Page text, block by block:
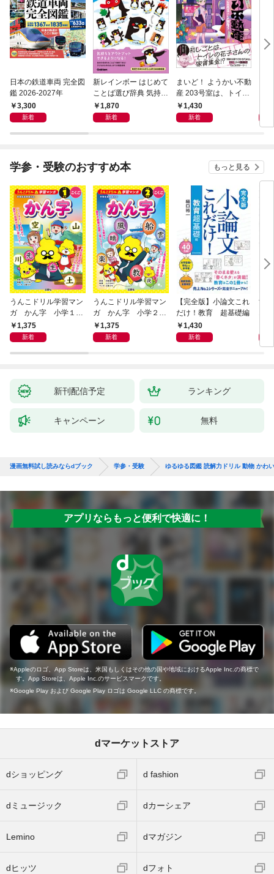
日本の鉄道車両 完全図
鑑 2026-2027年
3,300
新着
新レインボー はじめて
ことば選び辞典 気持ち
のことば
1,870
新着
まいど！ ようかい不動
産 203号室は、トイレ
の花子さんの部屋？
1,430
新着
学参・受験のおすすめ本 もっと見る
うんこドリル学習マン
ガ かん字 小学１年
生 こくご
1,375
新着
うんこドリル学習マン
ガ かん字 小学２年
生 こくご
1,375
新着
【完全版】小論文これ
だけ！教育 超基礎編
1,430
新着
世
新刊配信予定 ランキング
キャンペーン 無料
漫画無料試し読みならdブック 学参・受験 ゆるゆる図鑑 読解力ドリル 動物 かわ
アプリならもっと便利で快適に！
Appleのロゴ、App Storeは、米国もしくはその他の国や地域におけるApple Inc.の商標で
す。App Storeは、Apple Inc.のサービスマークです。
Google Play および Google Play ロゴは Google LLC の商標です。
dマーケットストア
dショッピング d fashion
dミュージック dカーシェア
Lemino dマガジン
dヒッツ dフォト